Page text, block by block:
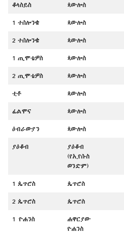
ቆላስይስ ጳውሎስ
1 ተሰሎንቄ ጳውሎስ
2 ተሰሎንቄ ጳውሎስ
1 ጢሞቴዎስ ጳውሎስ
2 ጢሞቴዎስ ጳውሎስ
ቲቶ ጳውሎስ
ፊልሞና ጳውሎስ
ዕብራውያን ጳውሎስ
ያዕቆብ
ያዕቆብ
(የኢየሱስ
ወንድም)
1 ጴጥሮስ ጴጥሮስ
2 ጴጥሮስ ጴጥሮስ
1 ዮሐንስ
ሐዋርያው
ዮሐንስ